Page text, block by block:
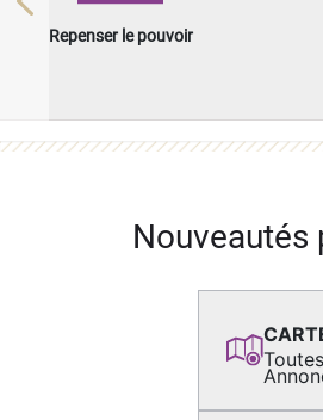
Repenser le pouvoir
Previous
Nouveautés